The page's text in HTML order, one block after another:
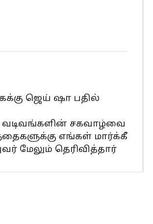
ஜெய் ஷா பதில்
வடிவங்களின் சகவாழ்வை
எங்கள் மார்க்கீ
மேலும் தெரிவித்தார்